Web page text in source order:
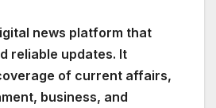
news platform that
reliable updates. It
of current affairs,
business, and